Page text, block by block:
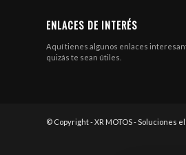
ENLACES DE INTERÉS
Aquí tienes algunos enlaces
quizás te sean útiles.
© Copyright - XR MOTOS - Soluciones